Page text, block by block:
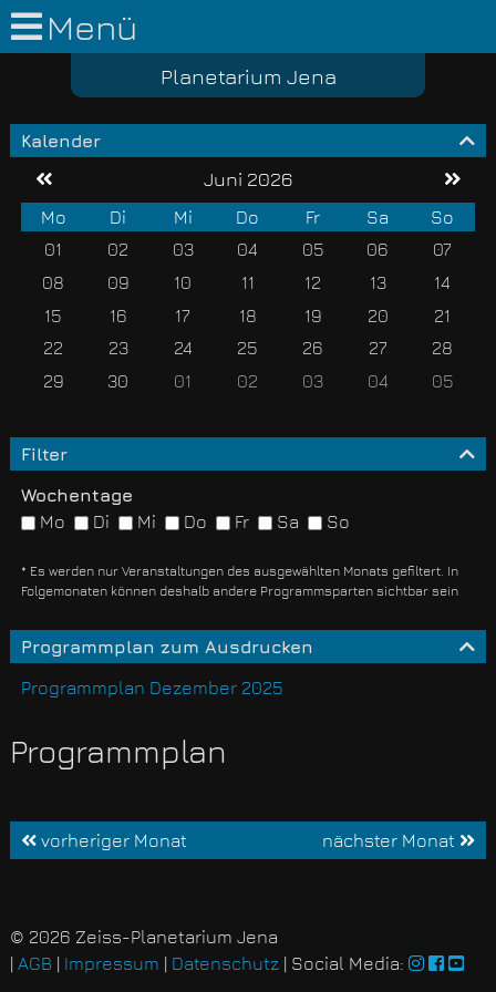
Menü
Planetarium Jena
Kalender
Juni 2026
Mo Di Mi Do Fr Sa
So
01
02 03 04 05 06
07
08
09 10 11 12 13
14
15
16 17 18 19 20
21
22
23 24 25 26 27
28
29
30 01 02 03 04 05
Filter
Wochentage
Mo
Di Mi Do Fr Sa So
* Es werden nur Veranstaltungen des ausgewählten Monats gefiltert. In
Folgemonaten können deshalb andere Programmsparten sichtbar sein
Programmplan zum Ausdrucken
Programmplan Dezember 2025
Programmplan
vorheriger Monat nächster Monat
© 2026 Zeiss-Planetarium Jena
AGB Impressum Datenschutz| Social Media: